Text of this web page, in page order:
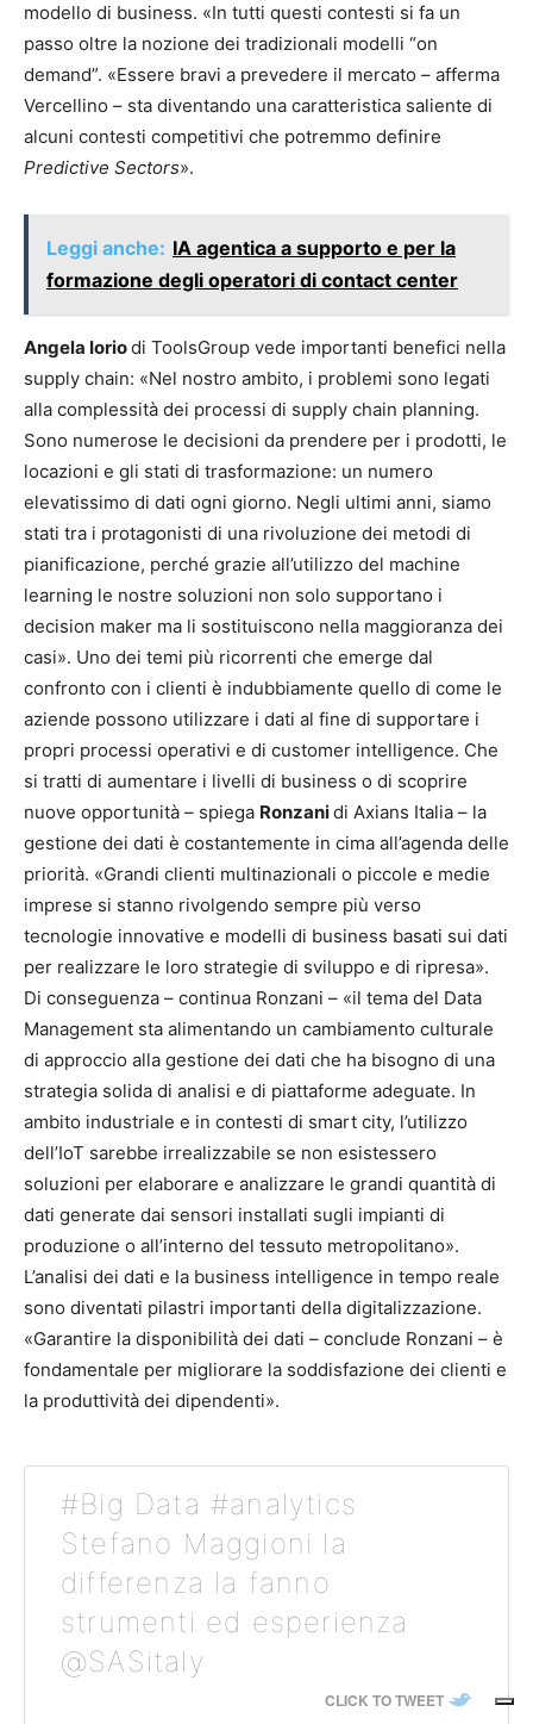
modello di business. «In tutti questi contesti si fa un
passo oltre la nozione dei tradizionali modelli “on
demand”. «Essere bravi a prevedere il mercato – afferma
Vercellino – sta diventando una caratteristica saliente di
alcuni contesti competitivi che potremmo definire
Predictive Sectors».
Leggi anche: IA agentica a supporto e per la
formazione degli operatori di contact center
Angela Ioriodi ToolsGroup vede importanti benefici nella
supply chain: «Nel nostro ambito, i problemi sono legati
alla complessità dei processi di supply chain planning.
Sono numerose le decisioni da prendere per i prodotti, le
locazioni e gli stati di trasformazione: un numero
elevatissimo di dati ogni giorno. Negli ultimi anni, siamo
stati tra i protagonisti di una rivoluzione dei metodi di
pianificazione, perché grazie all’utilizzo del machine
learning le nostre soluzioni non solo supportano i
decision maker ma li sostituiscono nella maggioranza dei
casi». Uno dei temi più ricorrenti che emerge dal
confronto con i clienti è indubbiamente quello di come le
aziende possono utilizzare i dati al fine di supportare i
propri processi operativi e di customer intelligence. Che
si tratti di aumentare i livelli di business o di scoprire
nuove opportunità – spiega Ronzanidi Axians Italia – la
gestione dei dati è costantemente in cima all’agenda delle
priorità. «Grandi clienti multinazionali o piccole e medie
imprese si stanno rivolgendo sempre più verso
tecnologie innovative e modelli di business basati sui dati
per realizzare le loro strategie di sviluppo e di ripresa».
Di conseguenza – continua Ronzani – «il tema del Data
Management sta alimentando un cambiamento culturale
di approccio alla gestione dei dati che ha bisogno di una
strategia solida di analisi e di piattaforme adeguate. In
ambito industriale e in contesti di smart city, l’utilizzo
dell’IoT sarebbe irrealizzabile se non esistessero
soluzioni per elaborare e analizzare le grandi quantità di
dati generate dai sensori installati sugli impianti di
produzione o all’interno del tessuto metropolitano».
L’analisi dei dati e la business intelligence in tempo reale
sono diventati pilastri importanti della digitalizzazione.
«Garantire la disponibilità dei dati – conclude Ronzani – è
fondamentale per migliorare la soddisfazione dei clienti e
la produttività dei dipendenti».
#Big Data #analytics
Stefano Maggioni la
differenza la fanno
strumenti ed esperienza
@SASitaly
CLICK TO TWEET